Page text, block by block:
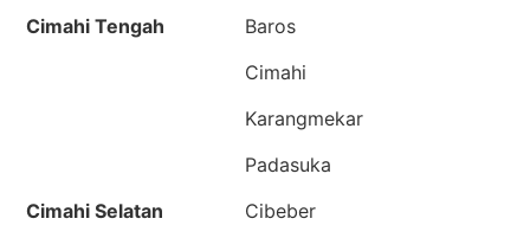
Cimahi Tengah
Baros
Cimahi
Karangmekar
Padasuka
Cimahi Selatan
Cibeber